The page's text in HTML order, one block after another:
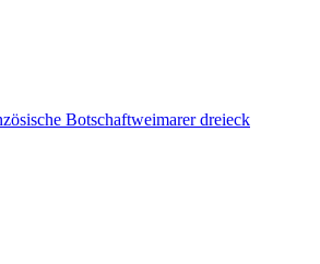
Botschaftweimarer dreieck